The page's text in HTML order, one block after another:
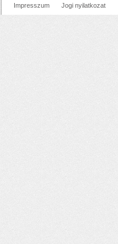
Impresszum Jogi nyilatkozat